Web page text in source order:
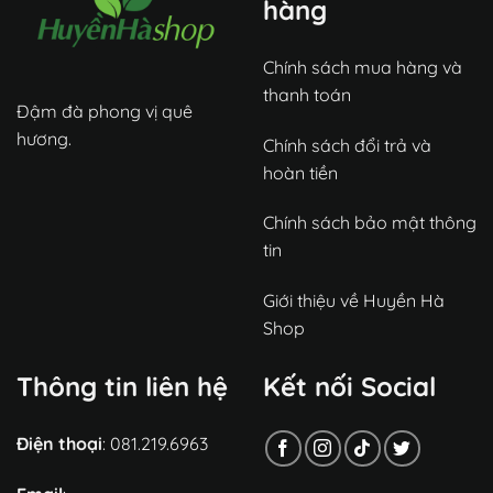
Đậm đà phong vị quê
hương.
hàng
Chính sách mua hàng và
thanh toán
Chính sách đổi trả và
hoàn tiền
Chính sách bảo mật thông
tin
Giới thiệu về Huyền Hà
Shop
Thông tin liên hệ
Điện thoại: 081.219.6963
Kết nối Social